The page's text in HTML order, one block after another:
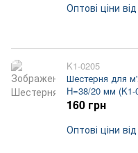
Оптові ціни
K1-0205
Шестерня для
H=38/20 мм (K1-
160 грн
Оптові ціни